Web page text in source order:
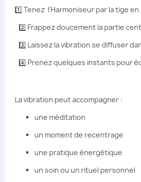
1️⃣ Tenez l’Harmoniseur par la tige en
2️⃣ Frappez doucement la partie
3️⃣ Laissez la vibration se diffuser
4️⃣ Prenez quelques instants pour
La vibration peut accompagner :
une méditation
un moment de recentrage
une pratique énergétique
un soin ou un rituel personnel